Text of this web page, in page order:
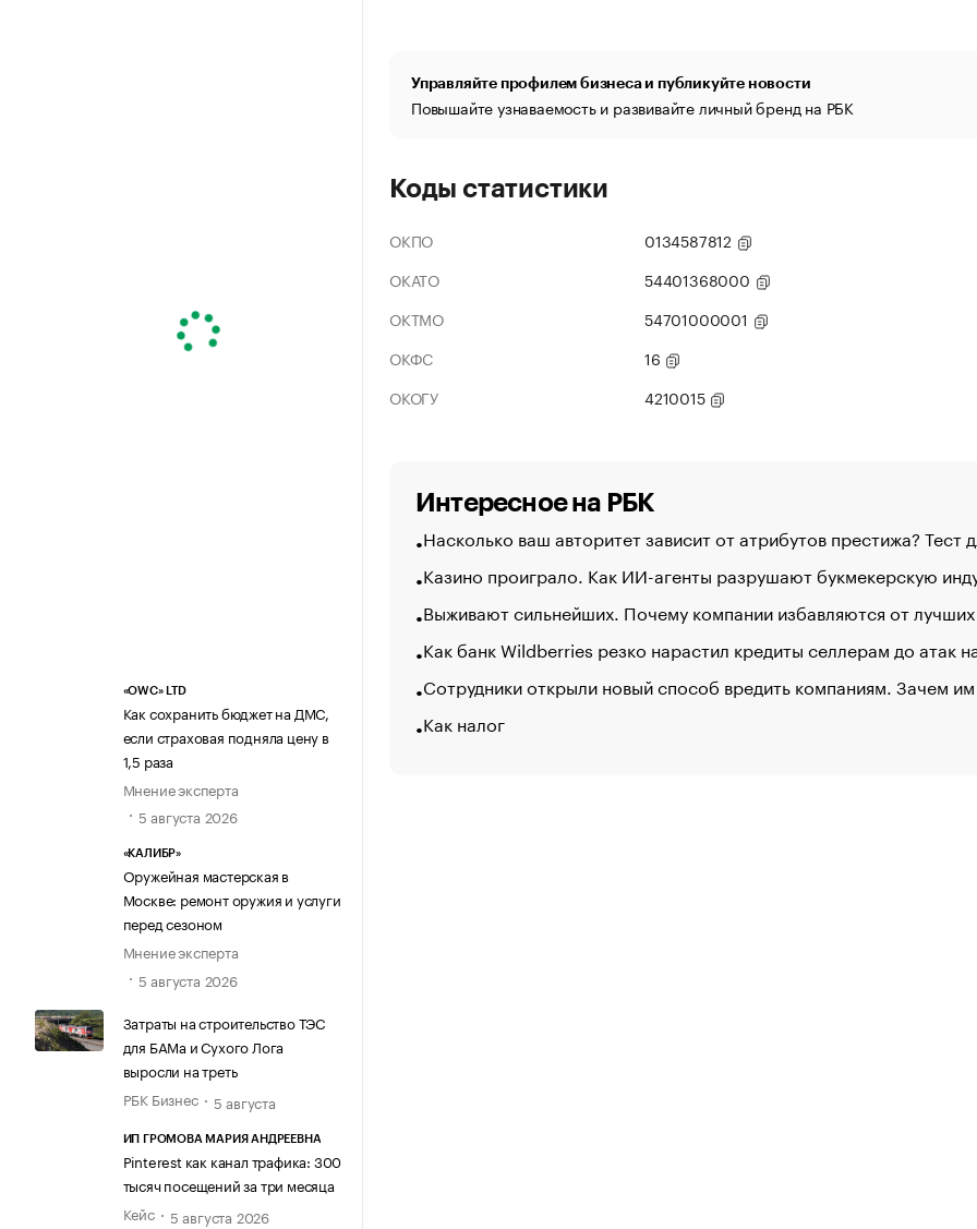
«OWC» LTD
Как сохранить бюджет на ДМС,
если страховая подняла цену в
1,5 раза
Мнение эксперта
5 августа 2026
«КАЛИБР»
Оружейная мастерская в
Москве: ремонт оружия и услуги
перед сезоном
Мнение эксперта
5 августа 2026
Затраты на строительство ТЭС
для БАМа и Сухого Лога
выросли на треть
РБК Бизнес
5 августа
ИП ГРОМОВА МАРИЯ АНДРЕЕВНА
Pinterest как канал трафика: 300
тысяч посещений за три месяца
Кейс
5 августа 2026
Управляйте профилем бизнеса и публикуйте новости
Повышайте узнаваемость и развивайте личный бренд на РБК
Коды статистики
ОКПО
0134587812
ОКАТО
54401368000
ОКТМО
54701000001
ОКФС
16
ОКОГУ
4210015
Интересное на РБК
Насколько ваш авторитет зависит от атрибутов престижа? Тест
Казино проиграло. Как ИИ-агенты разрушают букмекерскую
Выживают сильнейших. Почему компании избавляются от лучших
Как банк Wildberries резко нарастил кредиты селлерам до атак
Сотрудники открыли новый способ вредить компаниям. Зачем
Как налог